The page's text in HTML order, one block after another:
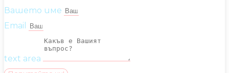
Вашето име
Email
text area